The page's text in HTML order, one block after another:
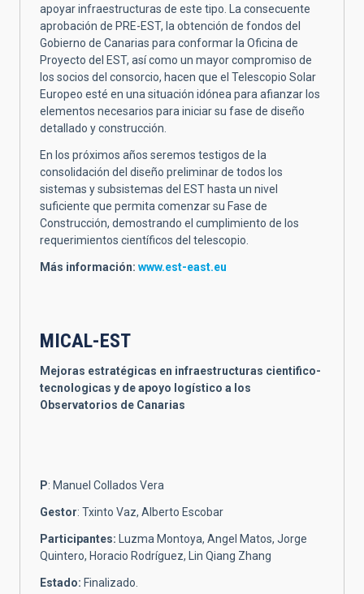
apoyar infraestructuras de este tipo. La consecuente
aprobación de PRE-EST, la obtención de fondos del
Gobierno de Canarias para conformar la Oficina de
Proyecto del EST, así como un mayor compromiso de
los socios del consorcio, hacen que el Telescopio Solar
Europeo esté en una situación idónea para afianzar los
elementos necesarios para iniciar su fase de diseño
detallado y construcción.
En los próximos años seremos testigos de la
consolidación del diseño preliminar de todos los
sistemas y subsistemas del EST hasta un nivel
suficiente que permita comenzar su Fase de
Construcción, demostrando el cumplimiento de los
requerimientos científicos del telescopio.
Más información: www.est-east.eu
MICAL-EST
Mejoras estratégicas en infraestructuras cientifico-
tecnologicas y de apoyo logístico a los
Observatorios de Canarias
P: Manuel Collados Vera
Gestor: Txinto Vaz, Alberto Escobar
Participantes: Luzma Montoya, Angel Matos, Jorge
Quintero, Horacio Rodríguez, Lin Qiang Zhang
Estado: Finalizado.